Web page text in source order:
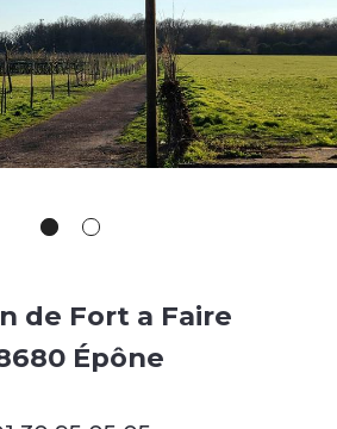
de Fort a Faire
Épône